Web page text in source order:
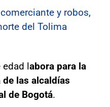
y robos,
del Tolima
edad labora para la
las alcaldías
de Bogotá.